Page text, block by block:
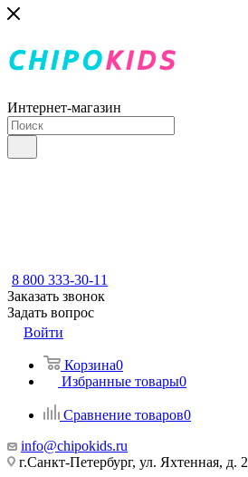
Интернет-магазин
8 800 333-30-11
Заказать звонок
Задать вопрос
Войти
Корзина0
Избранные товары0
Сравнение товаров0
info@chipokids.ru
г.Санкт-Петербург, ул. Яхтенная,